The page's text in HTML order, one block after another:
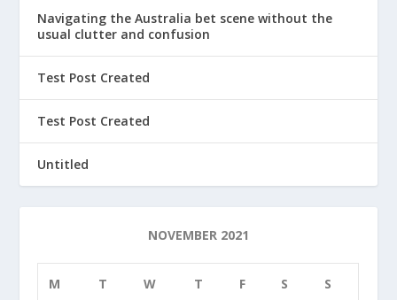
Navigating the Australia bet scene without the
usual clutter and confusion
Test Post Created
Test Post Created
Untitled
NOVEMBER 2021
M T W T F S S